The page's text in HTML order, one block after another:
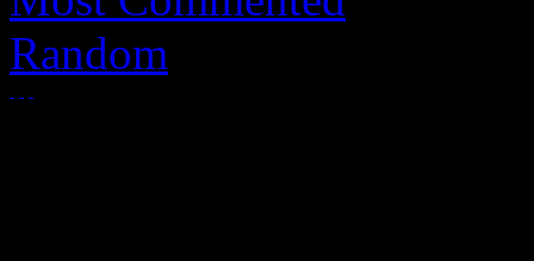
Random